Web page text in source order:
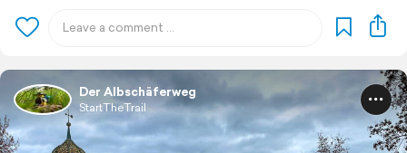
Der Albschäferweg
StartTheTrail